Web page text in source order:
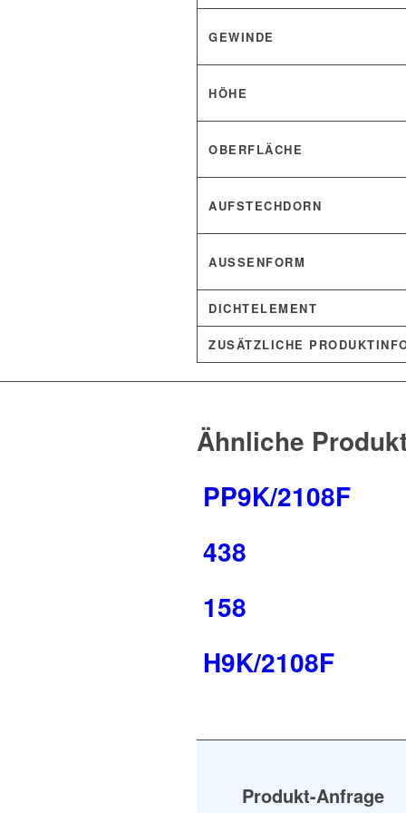
GEWINDE
HÖHE
OBERFLÄCHE
AUFSTECHDORN
AUSSENFORM
DICHTELEMENT
ZUSÄTZLICHE
Ähnliche
PP9K/2108F
438
158
H9K/2108F
Produkt-Anfrage